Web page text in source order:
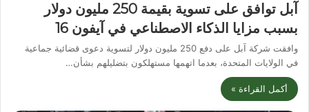
آبل توافق على تسوية بقيمة 250 مليون دولار
بسبب مزايا الذكاء الاصطناعي في آيفون 16
وافقت شركة آبل على دفع 250 مليون دولار لتسوية دعوى قضائية جماعية
في الولايات المتحدة، بعدما اتهمها مستهلكون بتضليلهم بشأن…
أكمل القراءة »